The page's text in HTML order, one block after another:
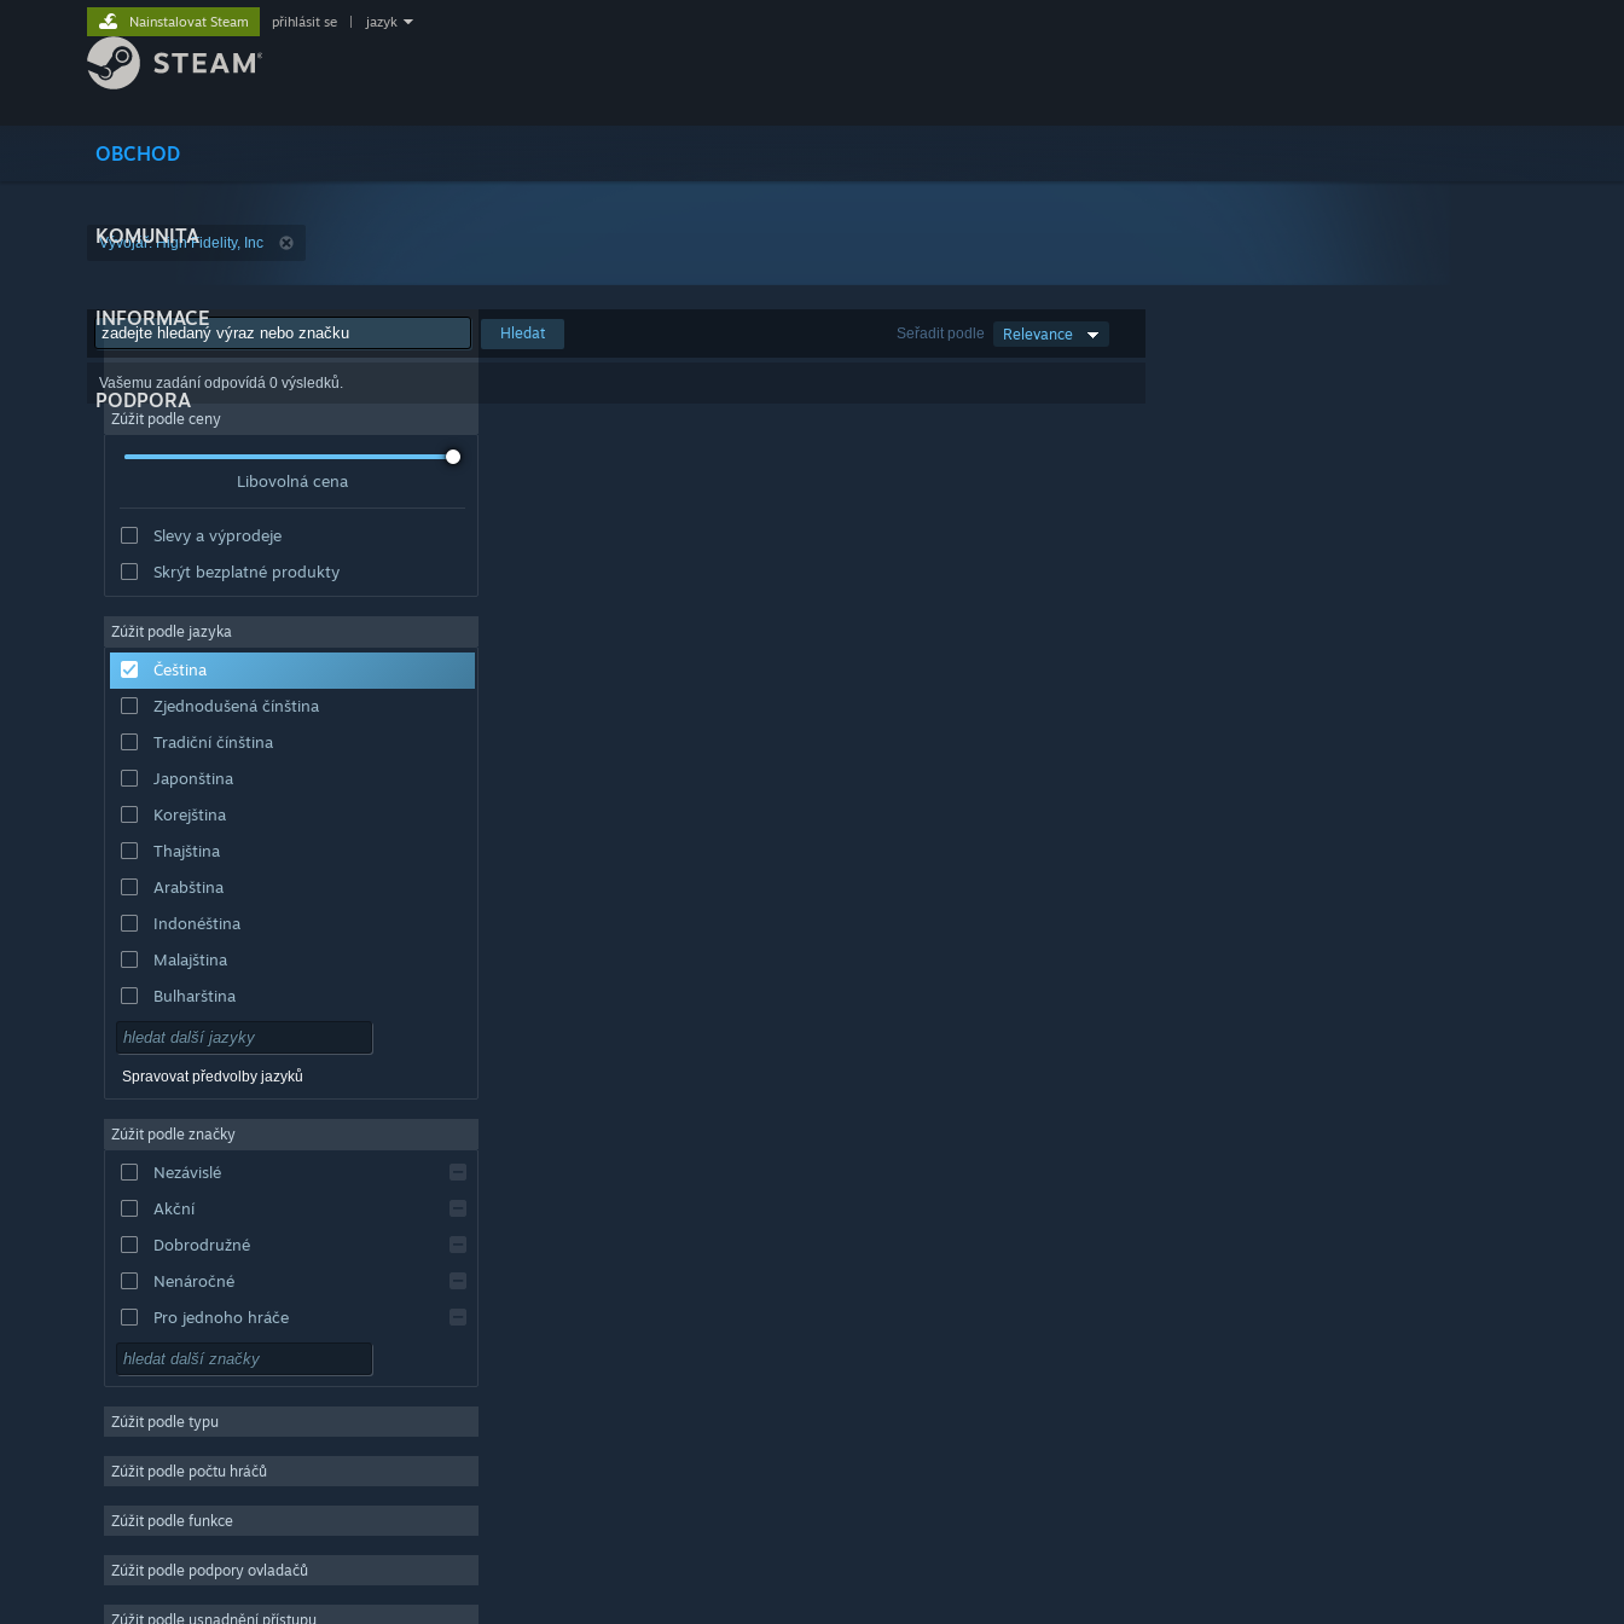
OBCHOD
KOMUNITA
INFORMACE
PODPORA
Nainstalovat Steam přihlásit se jazyk
Vývojář: High Fidelity, Inc
Seřadit podle Relevance
Hledat
Vašemu zadání odpovídá 0 výsledků.
Zúžit podle ceny
Libovolná cena
Slevy a výprodeje
Skrýt bezplatné produkty
Zúžit podle jazyka
Čeština
Zjednodušená čínština
Tradiční čínština
Japonština
Korejština
Thajština
Arabština
Indonéština
Malajština
Bulharština
Dánština
Němčina
Evropská španělština
Latin. španělština
Řečtina
Spravovat předvolby jazyků
Zúžit podle značky
Nezávislé
Akční
Dobrodružné
Nenáročné
Pro jednoho hráče
Simulátory
Strategické
2D
Free to play
Zúžit podle typu
Zúžit podle počtu hráčů
Zúžit podle funkce
Zúžit podle podpory ovladačů
Zúžit podle usnadnění přístupu